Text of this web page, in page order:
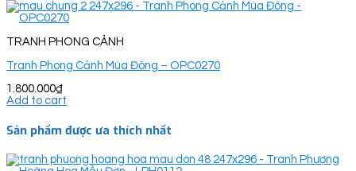
TRANH PHONG CẢNH
Tranh Phong Cảnh Mùa Đông – OPC0270
1.800.000₫
Add to cart
Sản phẩm được ưa thích nhất